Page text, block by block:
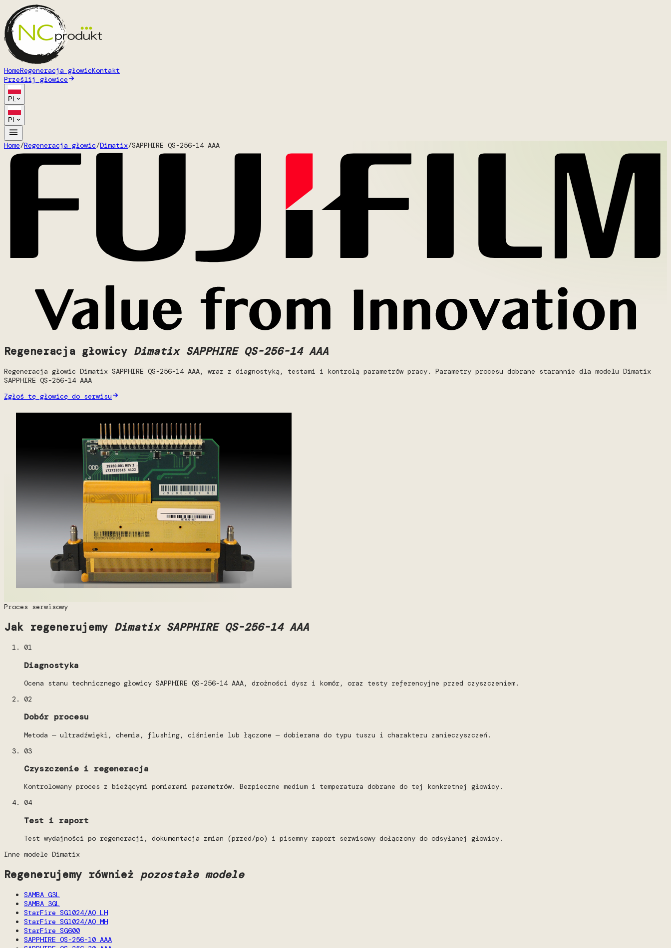
HomeRegeneracja głowicKontakt
Prześlij głowice
PL
PL
Home/Regeneracja głowic/Dimatix/SAPPHIRE QS-256-14 AAA
Regeneracja głowicy Dimatix SAPPHIRE QS-256-14 AAA
Regeneracja głowic Dimatix SAPPHIRE QS-256-14 AAA, wraz z diagnostyką, testami i kontrolą parametrów pracy. Parametry procesu dobrane starannie dla modelu Dimatix
SAPPHIRE QS-256-14 AAA
Zgłoś tę głowicę do serwisu
Proces serwisowy
Jak regenerujemy Dimatix SAPPHIRE QS-256-14 AAA
01
Diagnostyka
Ocena stanu technicznego głowicy SAPPHIRE QS-256-14 AAA, drożności dysz i komór, oraz testy referencyjne przed czyszczeniem.
02
Dobór procesu
Metoda — ultradźwięki, chemia, flushing, ciśnienie lub łączone — dobierana do typu tuszu i charakteru zanieczyszczeń.
03
Czyszczenie i regeneracja
Kontrolowany proces z bieżącymi pomiarami parametrów. Bezpieczne medium i temperatura dobrane do tej konkretnej głowicy.
04
Test i raport
Test wydajności po regeneracji, dokumentacja zmian (przed/po) i pisemny raport serwisowy dołączony do odsyłanej głowicy.
Inne modele Dimatix
Regenerujemy również pozostałe modele
SAMBA G3L
SAMBA 3GL
StarFire SG1024/AQ LH
StarFire SG1024/AQ MH
StarFire SG600
SAPPHIRE QS-256-10 AAA